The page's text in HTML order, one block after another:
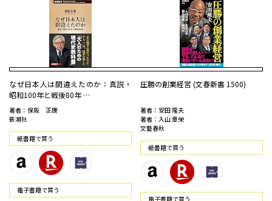
なぜ日本人は間違えたのか：真説・
昭和100年と戦後80年 …
著者：保阪 正康
新潮社
紙書籍で買う
電⼦書籍で買う
圧勝の創業経営 (文春新書 1500)
著者：安田 隆夫
著者：入山 章栄
文藝春秋
紙書籍で買う
電⼦書籍で買う